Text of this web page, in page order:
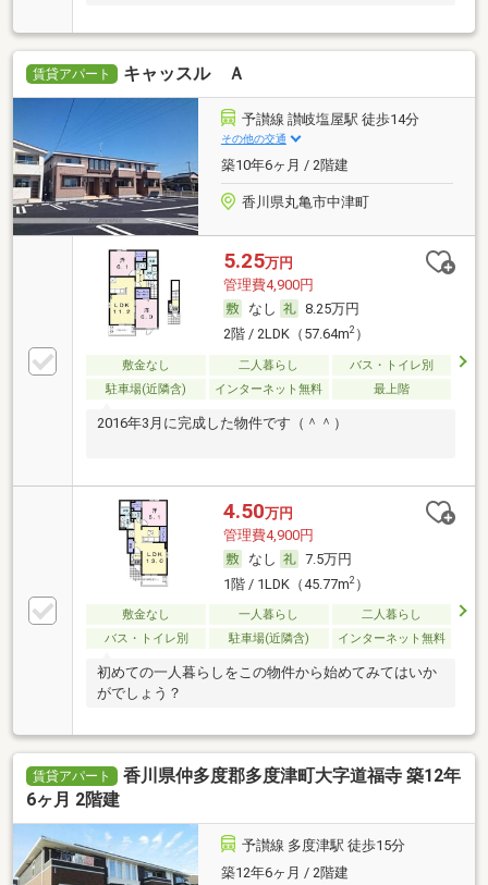
賃貸アパート キャッスル Ａ
予讃線 讃岐塩屋駅 徒歩14分
その他の交通
築10年6ヶ月 / 2階建
香川県丸亀市中津町
5.25万円
管理費4,900円
なし
8.25万円
2階 / 2LDK（57.64m2）
敷金なし 二人暮らし
バス・トイレ別
駐車場(近隣含)
インターネット無料 最上階
2016年3月に完成した物件です（＾＾）
4.50万円
管理費4,900円
なし
7.5万円
1階 / 1LDK（45.77m2）
敷金なし 一人暮らし
二人暮らし
バス・トイレ別
駐車場(近隣含) インターネット無料
初めての一人暮らしをこの物件から始めてみてはいか
がでしょう？
賃貸アパート
香川県仲多度郡多度津町大字道福寺 築12年
6ヶ月 2階建
予讃線 多度津駅 徒歩15分
築12年6ヶ月 / 2階建